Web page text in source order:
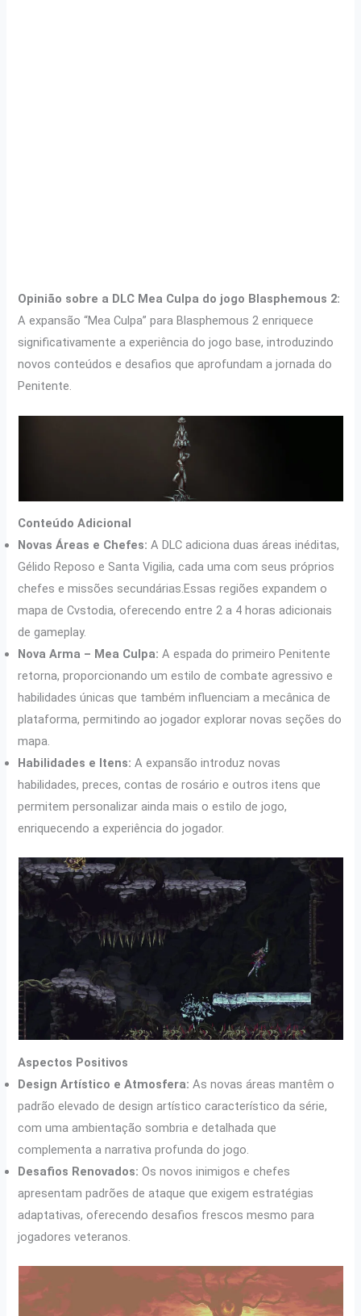
Opinião sobre a DLC Mea Culpa do jogo Blasphemous 2:
A expansão “Mea Culpa” para Blasphemous 2 enriquece
significativamente a experiência do jogo base, introduzindo
novos conteúdos e desafios que aprofundam a jornada do
Penitente.
Conteúdo Adicional
Novas Áreas e Chefes: A DLC adiciona duas áreas inéditas,
Gélido Reposo e Santa Vigilia, cada uma com seus próprios
chefes e missões secundárias.Essas regiões expandem o
mapa de Cvstodia, oferecendo entre 2 a 4 horas adicionais
de gameplay.
Nova Arma – Mea Culpa: A espada do primeiro Penitente
retorna, proporcionando um estilo de combate agressivo e
habilidades únicas que também influenciam a mecânica de
plataforma, permitindo ao jogador explorar novas seções do
mapa.
Habilidades e Itens: A expansão introduz novas
habilidades, preces, contas de rosário e outros itens que
permitem personalizar ainda mais o estilo de jogo,
enriquecendo a experiência do jogador.
Aspectos Positivos
Design Artístico e Atmosfera: As novas áreas mantêm o
padrão elevado de design artístico característico da série,
com uma ambientação sombria e detalhada que
complementa a narrativa profunda do jogo.
Desafios Renovados: Os novos inimigos e chefes
apresentam padrões de ataque que exigem estratégias
adaptativas, oferecendo desafios frescos mesmo para
jogadores veteranos.